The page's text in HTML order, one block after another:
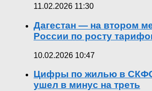
11.02.2026 11:30
Дагестан — на втором
России по росту
10.02.2026 10:47
Цифры по жилью в
ушел в минус на треть